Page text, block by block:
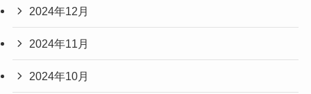
2024年12月
2024年11月
2024年10月